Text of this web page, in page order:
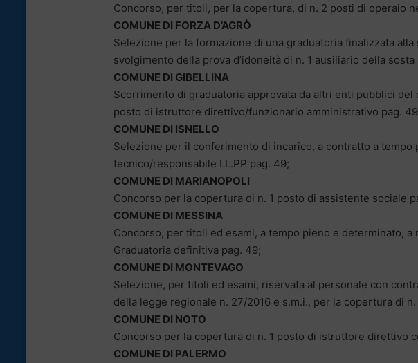
Concorso, per titoli, per la copertura, di n. 2 posti di operaio
COMUNE DI FORZA D’AGRÒ
Selezione per la formazione di una graduatoria finalizzata
svolgimento della prova d’idoneità di n. 1 ausiliario della sosta
COMUNE DI GIBELLINA
Scorrimento di graduatoria approvata da altri enti pubblici
posto di istruttore direttivo/funzionario amministrativo pag.
COMUNE DI ISNELLO
Selezione per il conferimento di incarico, a contratto a
tecnico/responsabile LL.PP pag. 49;
COMUNE DI MARIANOPOLI
Concorso per la copertura di n. 1 posto di assistente sociale
COMUNE DI MESSINA
Concorso, per titoli ed esami, a tempo pieno e determinato,
Graduatoria definitiva pag. 49;
COMUNE DI MONTEVAGO
Selezione, per titoli ed esami, riservata al personale con
della legge regionale n. 27/2016 e s.m.i., per la copertura di
COMUNE DI NOTO
Concorso per la copertura di n. 1 posto di istruttore direttivo
COMUNE DI PALERMO